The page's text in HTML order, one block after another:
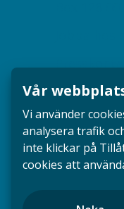
Dina
Vår
Vi använder
analysera trafik
inte klickar på
cookies att